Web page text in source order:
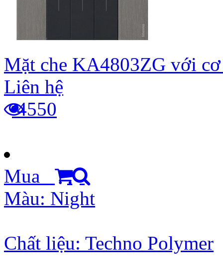
Mặt che KA4803ZG với cơ
Liên hệ
4550
Mua
Màu: Night
Chất liệu: Techno Polymer